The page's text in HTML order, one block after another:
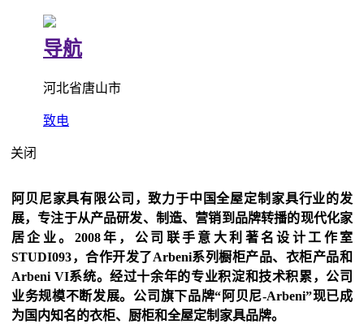
导航
河北省唐山市
致电
关闭
阿贝尼家具有限公司，致力于中国全屋定制家具行业的发
展，专注于从产品研发、制造、营销到品牌转播的现代化家
居企业。2008年，公司联手意大利著名设计工作室
STUDI093，合作开发了Arbeni系列橱柜产品、衣柜产品和
Arbeni VI系统。经过十余年的专业积淀和技术积累，公司
业务规模不断发展。公司旗下品牌“阿贝尼-Arbeni”现已成
为国内知名的衣柜、厨柜和全屋定制家具品牌。